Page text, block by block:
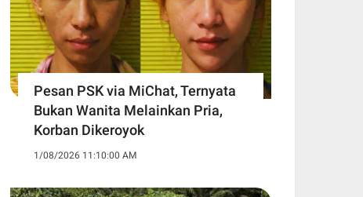
Pesan PSK via MiChat, Ternyata
Bukan Wanita Melainkan Pria,
Korban Dikeroyok
1/08/2026 11:10:00 AM